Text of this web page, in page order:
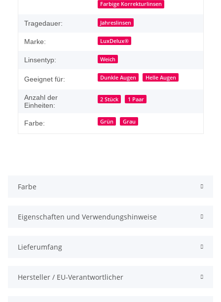
Farbige Korrekturlinsen
Tragedauer: Jahreslinsen
Marke: LuxDelux®
Linsentyp: Weich
Geeignet für: Dunkle Augen Helle Augen
Anzahl der
Einheiten:
2 Stück 1 Paar
Farbe: Grün Grau
Farbe
Eigenschaften und Verwendungshinweise
Lieferumfang
Hersteller / EU-Verantwortlicher